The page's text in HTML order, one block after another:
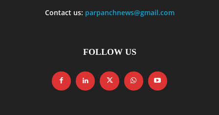
Contact us: parpanchnews@gmail.com
FOLLOW US